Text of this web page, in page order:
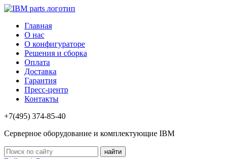
Главная
О нас
О конфигураторе
Решения и сборка
Оплата
Доставка
Гарантия
Пресс-центр
Контакты
+7(495) 374-85-40
Серверное оборудование и комплектующие IBM